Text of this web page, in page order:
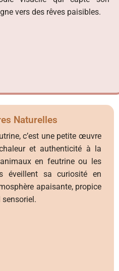
vers des rêves paisibles.
Naturelles
c’est une petite œuvre
et authenticité à la
en feutrine ou les
éveillent sa curiosité en
apaisante, propice
sensoriel.